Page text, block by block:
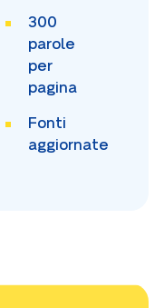
300
parole
per
pagina
Fonti
aggiornate